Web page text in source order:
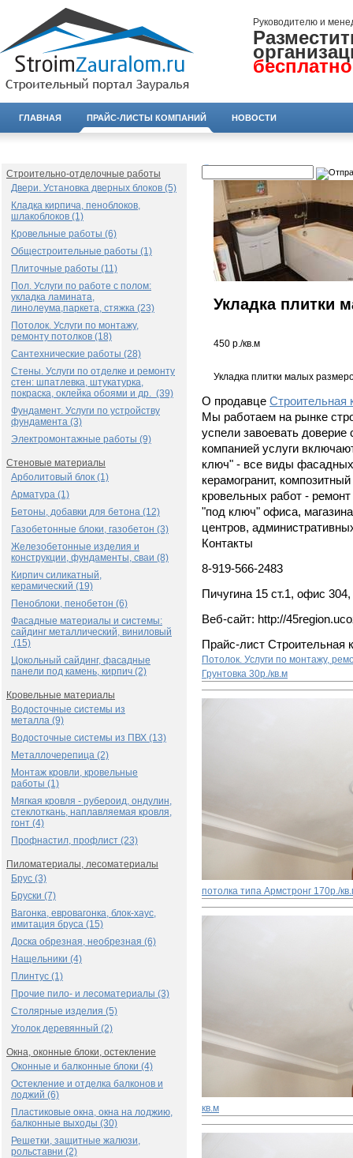
Руководителю и
бесплатно
ГЛАВНАЯ ПРАЙС-ЛИСТЫ КОМПАНИЙ НОВОСТИ
Строительно-отделочные работы
Двери. Установка дверных блоков (5)
Кладка кирпича, пеноблоков,
шлакоблоков (1)
Кровельные работы (6)
Общестроительные работы (1)
Плиточные работы (11)
Пол. Услуги по работе с полом:
укладка ламината,
линолеума,паркета, стяжка (23)
Потолок. Услуги по монтажу,
ремонту потолков (18)
Сантехнические работы (28)
Стены. Услуги по отделке и ремонту
стен: шпатлевка, штукатурка,
покраска, оклейка обоями и др. (39)
Фундамент. Услуги по устройству
фундамента (3)
Электромонтажные работы (9)
Стеновые материалы
Арболитовый блок (1)
Арматура (1)
Бетоны, добавки для бетона (12)
Газобетонные блоки, газобетон (3)
Железобетонные изделия и
конструкции, фундаменты, сваи (8)
Кирпич силикатный,
керамический (19)
Пеноблоки, пенобетон (6)
Фасадные материалы и системы:
сайдинг металлический, виниловый
(15)
Цокольный сайдинг, фасадные
панели под камень, кирпич (2)
Кровельные материалы
Водосточные системы из
металла (9)
Водосточные системы из ПВХ (13)
Металлочерепица (2)
Монтаж кровли, кровельные
работы (1)
Мягкая кровля - рубероид, ондулин,
стеклоткань, наплавляемая кровля,
гонт (4)
Профнастил, профлист (23)
Пиломатериалы, лесоматериалы
Брус (3)
Бруски (7)
Вагонка, евровагонка, блок-хаус,
имитация бруса (15)
Доска обрезная, необрезная (6)
Нащельники (4)
Плинтус (1)
Прочие пило- и лесоматериалы (3)
Столярные изделия (5)
Уголок деревянный (2)
Окна, оконные блоки, остекление
Оконные и балконные блоки (4)
Остекление и отделка балконов и
лоджий (6)
Пластиковые окна, окна на лоджию,
балконные выходы (30)
Решетки, защитные жалюзи,
рольставни (2)
Укладка плитки
450 р./кв.м
Укладка плитки малых
О продавце
Мы работаем на рынке
успели завоевать
компанией услуги
ключ" - все виды
керамогранит,
кровельных работ -
"под ключ" офиса,
центров,
Контакты
8-919-566-2483
Пичугина 15 ст.1, офис
Веб-сайт: http://
Прайс-лист
Потолок. Услуги по монтажу,
Грунтовка 30р./кв.м
потолка типа Армстронг 170р./
кв.м